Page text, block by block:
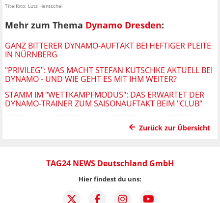
Titelfoto: Lutz Hentschel
Mehr zum Thema Dynamo Dresden:
GANZ BITTERER DYNAMO-AUFTAKT BEI HEFTIGER PLEITE
IN NÜRNBERG
"PRIVILEG": WAS MACHT STEFAN KUTSCHKE AKTUELL BEI
DYNAMO - UND WIE GEHT ES MIT IHM WEITER?
STAMM IM "WETTKAMPFMODUS": DAS ERWARTET DER
DYNAMO-TRAINER ZUM SAISONAUFTAKT BEIM "CLUB"
Zurück zur Übersicht
TAG24 NEWS Deutschland GmbH
Hier findest du uns: